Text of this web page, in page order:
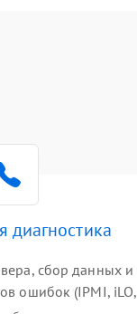
диагностика
сбор данных и
ошибок (IPMI, iLO,